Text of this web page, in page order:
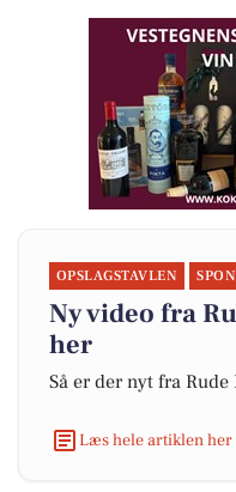
OPSLAGSTAVLEN
Ny video fra
her
Så er der nyt fra Rude
Læs hele artiklen her